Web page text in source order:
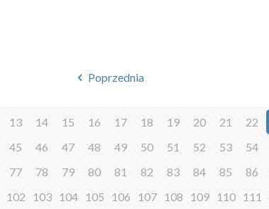
Poprzednia
13 14 15 16 17 18 19 20 21 22
45 46 47 48 49 50 51 52 53 54
77 78 79 80 81 82 83 84 85 86
102 103 104 105 106 107 108 109 110 111